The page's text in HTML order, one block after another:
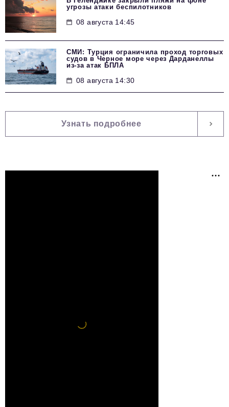
угрозы атаки беспилотников
08 августа 14:45
СМИ: Турция ограничила проход торговых
судов в Черное море через Дарданеллы
из-за атак БПЛА
08 августа 14:30
Узнать подробнее